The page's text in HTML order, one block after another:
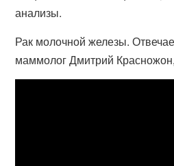
анализы.
Рак молочной железы.
маммолог Дмитрий